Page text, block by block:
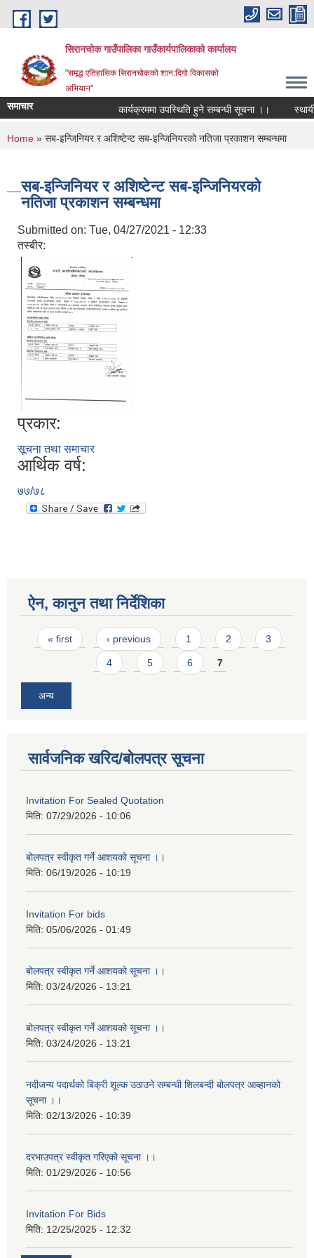
Skip to main content
सिरानचोक गाउँपालिका गाउँकार्यपालिकाको कार्यालय
"समृद्ध एतिहासिक सिरानचोकको शान:दिगो विकासको
अभियान"
समाचार कार्यक्रममा उपस्थिति हुने सम्बन्धी सूचना ।।
You are here
Home » सब-इन्जिनियर र अशिष्टेन्ट सब-इन्जिनियरको नतिजा प्रकाशन सम्बन्धमा
सब-इन्जिनियर र अशिष्टेन्ट सब-इन्जिनियरको
नतिजा प्रकाशन सम्बन्धमा
Submitted on: Tue, 04/27/2021 - 12:33
तस्बीर:
प्रकार:
सूचना तथा समाचार
आर्थिक वर्ष:
७७/७८
ऐन, कानुन तथा निर्देशिका
Pages
« first ‹ previous 1 2 3
4 5 6 7
अन्य
सार्वजनिक खरिद/बोलपत्र सूचना
Invitation For Sealed Quotation
मिति: 07/29/2026 - 10:06
बोलपत्र स्वीकृत गर्ने आशयको सूचना ।।
मिति: 06/19/2026 - 10:19
Invitation For bids
मिति: 05/06/2026 - 01:49
बोलपत्र स्वीकृत गर्ने आशयको सूचना ।।
मिति: 03/24/2026 - 13:21
बोलपत्र स्वीकृत गर्ने आशयको सूचना ।।
मिति: 03/24/2026 - 13:21
नदीजन्य पदार्थको बिक्री शूल्क उठाउने सम्बन्धी शिलबन्दी बोलपत्र आब्हानको
सूचना ।।
मिति: 02/13/2026 - 10:39
दरभाउपत्र स्वीकृत गरिएको सूचना ।।
मिति: 01/29/2026 - 10:56
Invitation For Bids
मिति: 12/25/2025 - 12:32